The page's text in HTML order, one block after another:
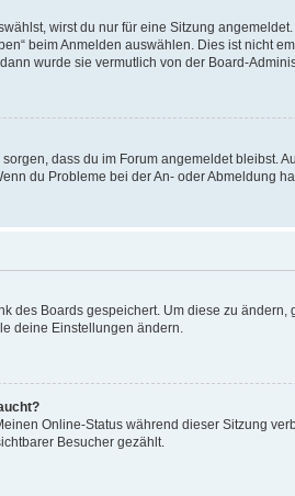
wirst du nur für eine Sitzung
beim Anmelden auswählen. Dies ist nicht
wurde sie vermutlich von der Board-
dass du im Forum angemeldet
du Probleme bei der An- oder Abmeldung
Boards gespeichert. Um diese zu
deine Einstellungen ändern.
Online-Status während dieser Sitzung
Besucher gezählt.